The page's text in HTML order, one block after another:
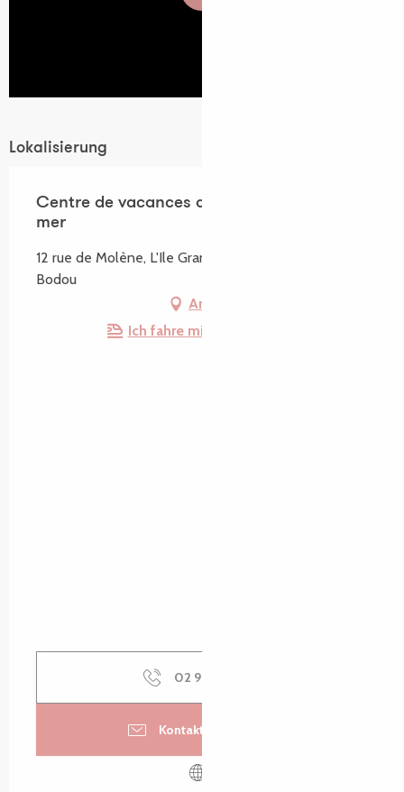
Lokalisierung
Centre de vacances du Baly - Rêves de
mer
12 rue de Molène, L'Ile Grande, 22560 Pleumeur-
Bodou
Anfahrt
Ich fahre mit dem Zug hin!
02 96 91 95
Kontaktieren Sie uns